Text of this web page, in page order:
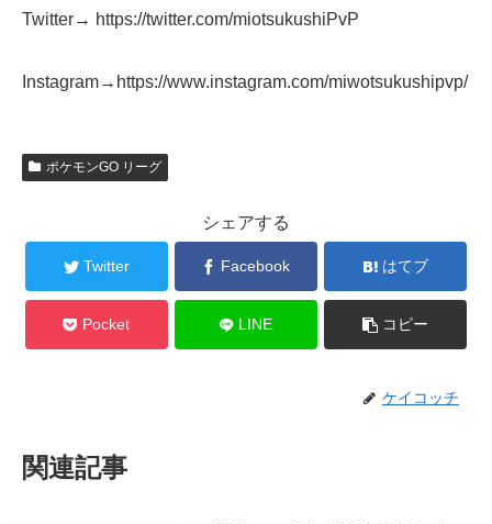
Twitter→ https://twitter.com/miotsukushiPvP
Instagram→https://www.instagram.com/miwotsukushipvp/
ポケモンGO リーグ
シェアする
Twitter Facebook はてブ
Pocket LINE コピー
ケイコッチ
関連記事